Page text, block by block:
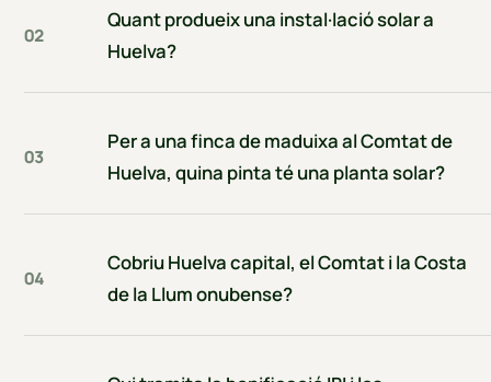
02
Quant produeix una instal·lació solar a
Huelva?
03
Per a una finca de maduixa al Comtat de
Huelva, quina pinta té una planta solar?
04
Cobriu Huelva capital, el Comtat i la Costa
de la Llum onubense?